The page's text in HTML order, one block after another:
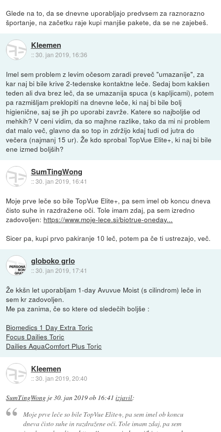
Glede na to, da se dnevne uporabljajo predvsem za raznorazno
športanje, na začetku raje kupi manjše pakete, da se ne zajebeš.
Kleemen
::30. jan 2019, 16:36
Imel sem problem z levim očesom zaradi preveč "umazanije", za
kar naj bi bile krive 2-tedenske kontaktne leče. Sedaj bom kakšen
teden ali dva brez leč, da se umazanija spuca (s kapljicami), potem
pa razmišljam preklopiti na dnevne leče, ki naj bi bile bolj
higienične, saj se jih po uporabi zavrže. Katere so najboljše od
mehkih? V ceni vidim, da so majhne razlike, tako da mi ni problem
dat malo več, glavno da so top in zdržijo kdaj tudi od jutra do
večera (najmanj 15 ur). Že kdo sprobal TopVue Elite+, ki naj bi bile
ene izmed boljših?
SumTingWong
::30. jan 2019, 16:41
Moje prve leče so bile TopVue Elite+, pa sem imel ob koncu dneva
čisto suhe in razdražene oči. Tole imam zdaj, pa sem izredno
zadovoljen: https://www.moje-lece.si/biotrue-oneday...
Sicer pa, kupi prvo pakiranje 10 leč, potem pa če ti ustrezajo, več.
globoko grlo
::30. jan 2019, 17:41
Že kkšn let uporabljam 1-day Avuvue Moist (s cilindrom) leče in
sem kr zadovoljen.
Me pa zanima, če so ktere od sledečih boljše :
Biomedics 1 Day Extra Toric
Focus Dailies Toric
Dailies AquaComfort Plus Toric
Kleemen
::30. jan 2019, 20:40
SumTingWong je30. jan 2019 ob 16:41 izjavil:
Moje prve leče so bile TopVue Elite+, pa sem imel ob koncu
dneva čisto suhe in razdražene oči. Tole imam zdaj, pa sem